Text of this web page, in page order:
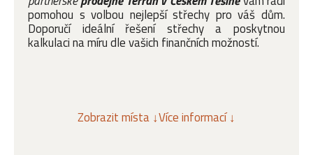
pomohou s volbou nejlepší střechy pro váš dům.
Doporučí ideální řešení střechy a poskytnou
kalkulaci na míru dle vašich finančních možností.
Zobrazit místa ↓Více informací ↓